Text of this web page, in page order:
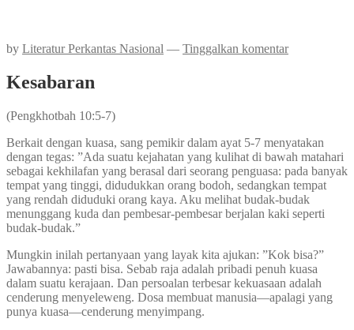
by Literatur Perkantas Nasional — Tinggalkan komentar
Kesabaran
(Pengkhotbah 10:5-7)
Berkait dengan kuasa, sang pemikir dalam ayat 5-7 menyatakan
dengan tegas: ”Ada suatu kejahatan yang kulihat di bawah matahari
sebagai kekhilafan yang berasal dari seorang penguasa: pada banyak
tempat yang tinggi, didudukkan orang bodoh, sedangkan tempat
yang rendah diduduki orang kaya. Aku melihat budak-budak
menunggang kuda dan pembesar-pembesar berjalan kaki seperti
budak-budak.”
Mungkin inilah pertanyaan yang layak kita ajukan: ”Kok bisa?”
Jawabannya: pasti bisa. Sebab raja adalah pribadi penuh kuasa
dalam suatu kerajaan. Dan persoalan terbesar kekuasaan adalah
cenderung menyeleweng. Dosa membuat manusia—apalagi yang
punya kuasa—cenderung menyimpang.